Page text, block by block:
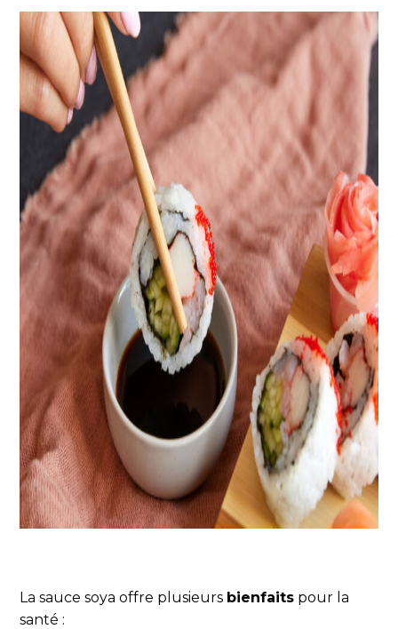
La sauce soya offre plusieurs bienfaits pour la
santé :